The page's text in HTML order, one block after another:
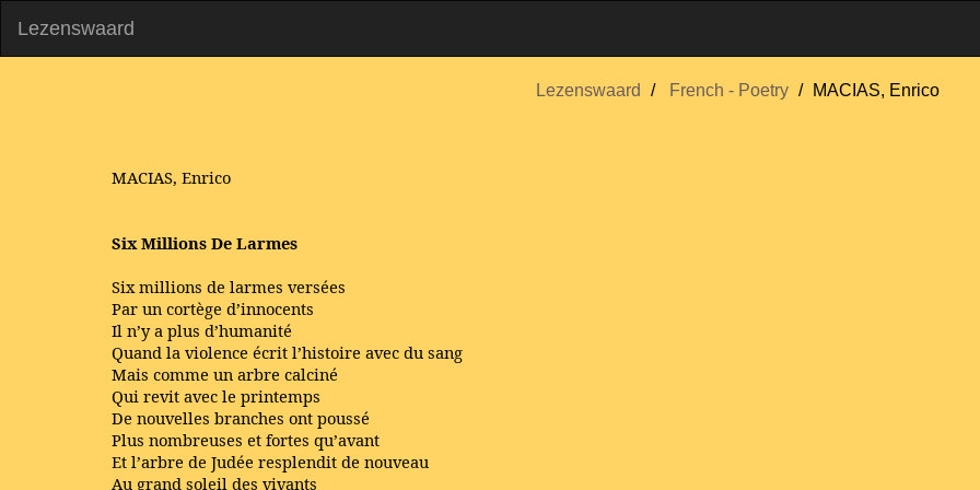
Lezenswaard
Lezenswaard French - Poetry MACIAS, Enrico
MACIAS, Enrico
Six Millions De Larmes
Six millions de larmes versées
Par un cortège d’innocents
Il n’y a plus d’humanité
Quand la violence écrit l’histoire avec du sang
Mais comme un arbre calciné
Qui revit avec le printemps
De nouvelles branches ont poussé
Plus nombreuses et fortes qu’avant
Et l’arbre de Judée resplendit de nouveau
Au grand soleil des vivants